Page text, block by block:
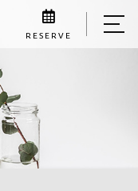
RESERVE